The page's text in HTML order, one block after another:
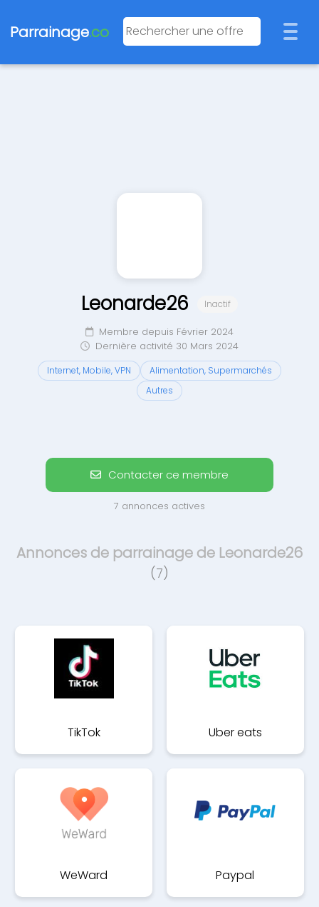
Parrainage.co
Leonarde26 Inactif
Membre depuis Février 2024
Dernière activité 30 Mars 2024
Internet, Mobile, VPN
Alimentation, Supermarchés
Autres
Contacter ce membre
7 annonces actives
Annonces de parrainage de Leonarde26
(7)
TikTok Uber eats
WeWard Paypal